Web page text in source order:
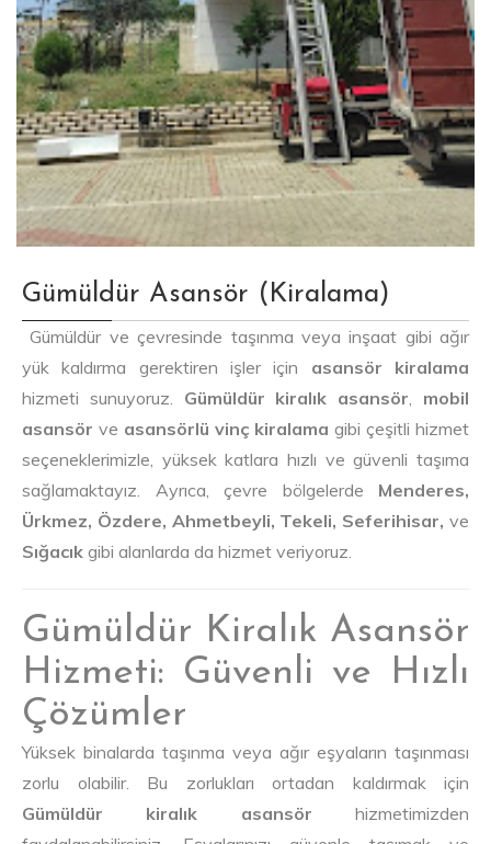
Gümüldür Asansör (Kiralama)
Gümüldür ve çevresinde taşınma veya inşaat gibi ağır
yük kaldırma gerektiren işler için asansör kiralama
hizmeti sunuyoruz. Gümüldür kiralık asansör, mobil
asansör ve asansörlü vinç kiralama gibi çeşitli hizmet
seçeneklerimizle, yüksek katlara hızlı ve güvenli taşıma
sağlamaktayız. Ayrıca, çevre bölgelerde Menderes,
Ürkmez, Özdere, Ahmetbeyli, Tekeli, Seferihisar, ve
Sığacık gibi alanlarda da hizmet veriyoruz.
Gümüldür Kiralık Asansör
Hizmeti: Güvenli ve Hızlı
Çözümler
Yüksek binalarda taşınma veya ağır eşyaların taşınması
zorlu olabilir. Bu zorlukları ortadan kaldırmak için
Gümüldür kiralık asansör hizmetimizden